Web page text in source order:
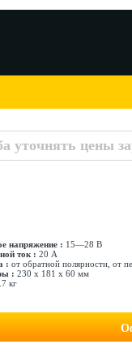
уточнять цены
напряжение : 15—28 В
ток : 20 А
: от обратной полярности, от
: 230 х 181 х 60 мм
кг